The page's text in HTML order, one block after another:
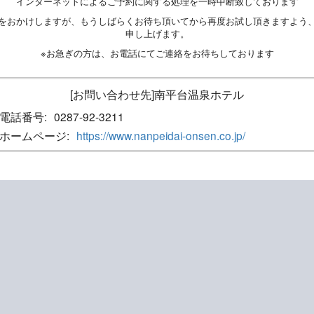
おかけしますが、もうしばらくお待ち頂いてから再度お試し頂きますよう
申し上げます。
※お急ぎの方は、お電話にてご連絡をお待ちしております
[お問い合わせ先]南平台温泉ホテル
電話番号: 0287-92-3211
ホームページ: https://www.nanpeidai-onsen.co.jp/